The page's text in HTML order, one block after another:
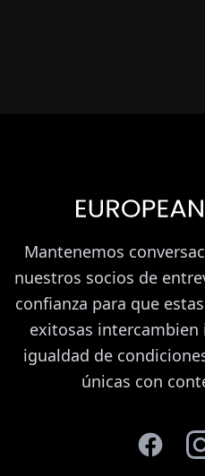
Mantenemos
nuestros socios de
confianza para que
exitosas intercambien
igualdad de
únicas con